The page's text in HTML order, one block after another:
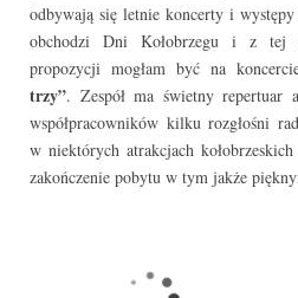
odbywają się letnie koncerty i
obchodzi Dni Kołobrzegu i z tej
propozycji mogłam być na
trzy”. Zespół ma świetny repertuar
współpracowników kilku rozgłośni
w niektórych atrakcjach
zakończenie pobytu w tym jakże